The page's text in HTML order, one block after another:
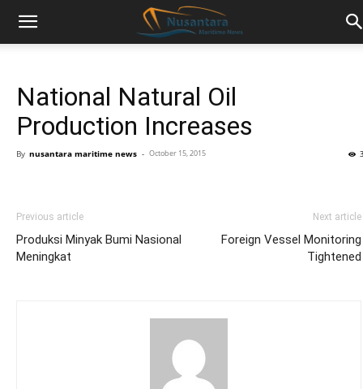
National Natural Oil
Production Increases
By nusantara maritime news - October 15, 2015
Previous article
Produksi Minyak Bumi Nasional
Meningkat
Next article
Foreign Vessel Monitoring
Tightened